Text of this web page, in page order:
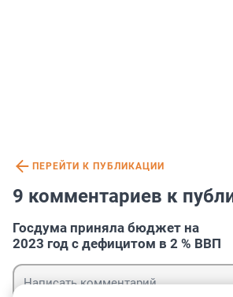
ПЕРЕЙТИ К ПУБЛИКАЦИИ
9 комментариев к
Госдума приняла бюджет на
2023 год с дефицитом в 2 % ВВП